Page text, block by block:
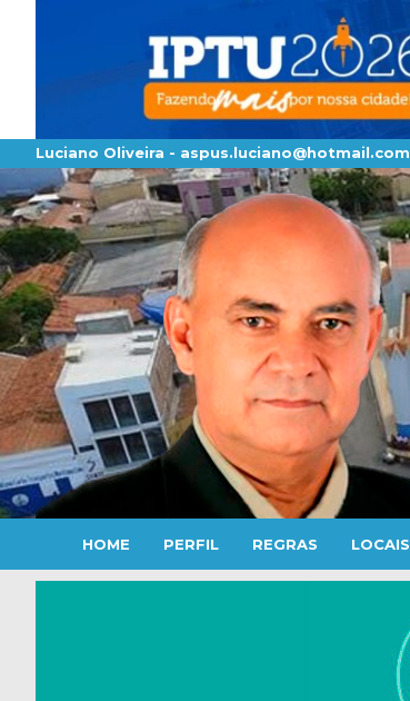
Luciano Oliveira - aspus.luciano@hotmail.com
HOME PERFIL REGRAS LOCAIS